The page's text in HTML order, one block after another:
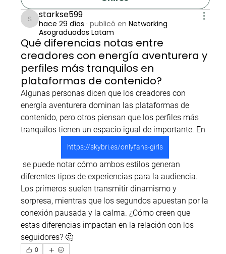
starkse599
starkse599
hace 29 días · publicó en Networking
Asograduados Latam
Qué diferencias notas entre
creadores con energía aventurera y
perfiles más tranquilos en
plataformas de contenido?
Algunas personas dicen que los creadores con
energía aventurera dominan las plataformas de
contenido, pero otros piensan que los perfiles más
tranquilos tienen un espacio igual de importante. En
https://skybri.es/onlyfans-girls
diferentes tipos de experiencias para la audiencia.
Los primeros suelen transmitir dinamismo y
sorpresa, mientras que los segundos apuestan por la
conexión pausada y la calma. ¿Cómo creen que
estas diferencias impactan en la relación con los
seguidores? 🤔
0